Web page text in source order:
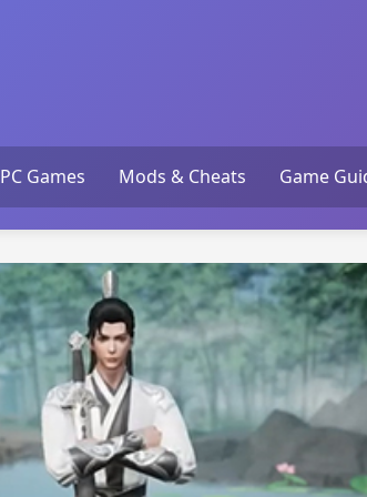
PC Games Mods & Cheats Game